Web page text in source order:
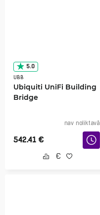
5.0
UBB
Ubiquiti UniFi Building
Bridge
nav noliktavā
542.41 €